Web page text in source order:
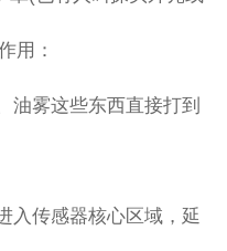
用：
油雾这些东西直接打到
入传感器核心区域，延